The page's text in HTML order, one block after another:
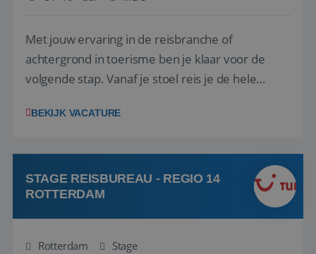
Met jouw ervaring in de reisbranche of
achtergrond in toerisme ben je klaar voor de
volgende stap. Vanaf je stoel reis je de hele
wensen van je team, je klant en wat er in de
klanten te overtuigen om die droomreis te
boeken! ...
BEKIJK VACATURE
STAGE REISBUREAU - REGIO 14
ROTTERDAM
Rotterdam Stage